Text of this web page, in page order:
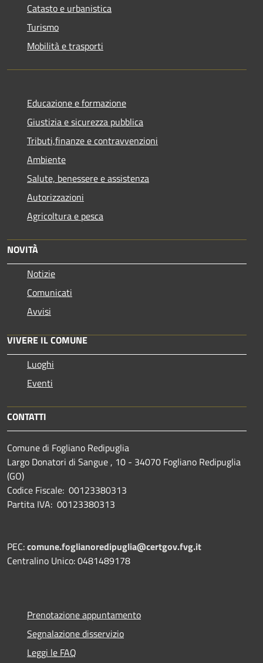
Catasto e urbanistica
Turismo
Mobilità e trasporti
Educazione e formazione
Giustizia e sicurezza pubblica
Tributi,finanze e contravvenzioni
Ambiente
Salute, benessere e assistenza
Autorizzazioni
Agricoltura e pesca
NOVITÀ
Notizie
Comunicati
Avvisi
VIVERE IL COMUNE
Luoghi
Eventi
CONTATTI
Comune di Fogliano Redipuglia
Largo Donatori di Sangue , 10 - 34070 Fogliano Redipuglia
(GO)
Codice Fiscale: 00123380313
Partita IVA: 00123380313
PEC:comune.foglianoredipuglia@certgov.fvg.it
Centralino Unico: 0481489178
Prenotazione appuntamento
Segnalazione disservizio
Leggi le FAQ